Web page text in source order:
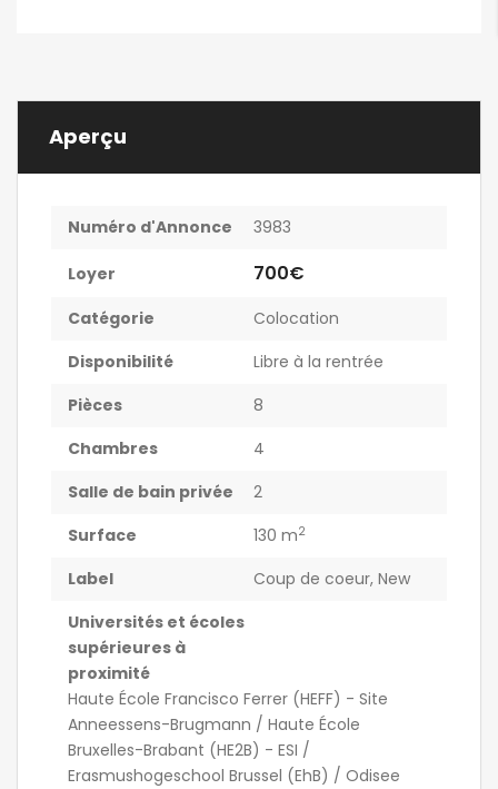
Aperçu
Numéro d'Annonce 3983
Loyer 700€
Catégorie
Colocation
Disponibilité
Libre à la rentrée
Pièces
8
Chambres
4
Salle de bain privée
2
Surface
130 m2
Label Coup de coeur, New
Universités et écoles
supérieures à
proximité
Haute École Francisco Ferrer (HEFF) - Site
Anneessens-Brugmann / Haute École
Bruxelles-Brabant (HE2B) - ESI /
Erasmushogeschool Brussel (EhB) / Odisee